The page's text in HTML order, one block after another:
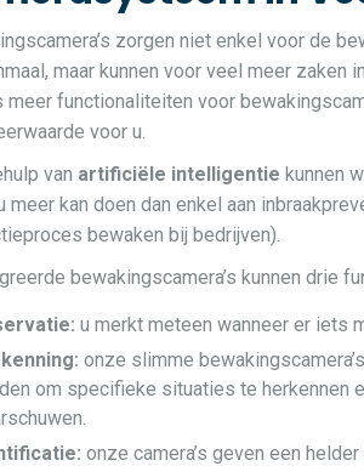
zorgen niet enkel voor de
maar kunnen voor veel meer zaken
meer functionaliteiten voor
voor u.
van artificiële intelligentie kunnen
meer kan doen dan enkel aan
bewaken bij bedrijven).
bewakingscamera’s kunnen drie
u merkt meteen wanneer er iets
onze slimme
om specifieke situaties te herkennen
onze camera’s geven een